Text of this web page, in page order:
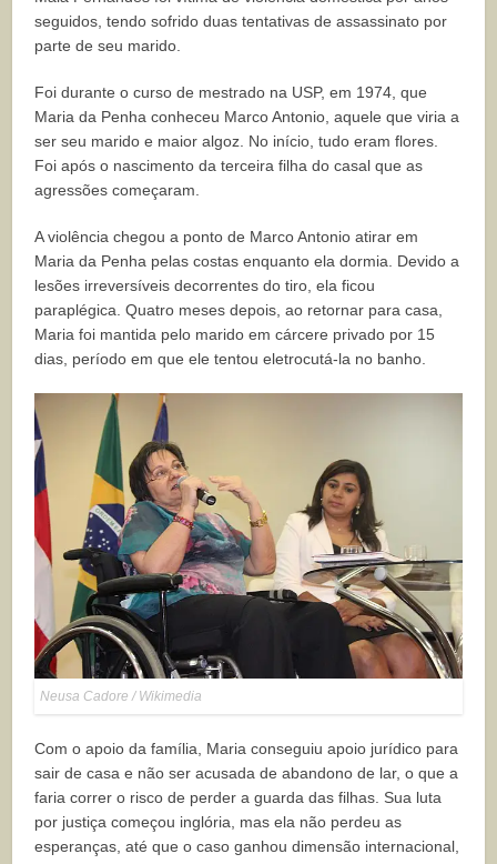
seguidos, tendo sofrido duas tentativas de assassinato por
parte de seu marido.
Foi durante o curso de mestrado na USP, em 1974, que
Maria da Penha conheceu Marco Antonio, aquele que viria a
ser seu marido e maior algoz. No início, tudo eram flores.
Foi após o nascimento da terceira filha do casal que as
agressões começaram.
A violência chegou a ponto de Marco Antonio atirar em
Maria da Penha pelas costas enquanto ela dormia. Devido a
lesões irreversíveis decorrentes do tiro, ela ficou
paraplégica. Quatro meses depois, ao retornar para casa,
Maria foi mantida pelo marido em cárcere privado por 15
dias, período em que ele tentou eletrocutá-la no banho.
Neusa Cadore / Wikimedia
Com o apoio da família, Maria conseguiu apoio jurídico para
sair de casa e não ser acusada de abandono de lar, o que a
faria correr o risco de perder a guarda das filhas. Sua luta
por justiça começou inglória, mas ela não perdeu as
esperanças, até que o caso ganhou dimensão internacional,